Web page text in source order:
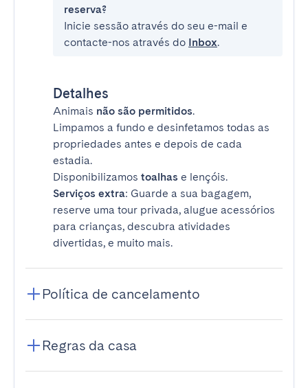
reserva?
Inicie sessão através do seu e-mail e
contacte-nos através do Inbox.
Detalhes
Animais não são permitidos.
Limpamos a fundo e desinfetamos todas as
propriedades antes e depois de cada
estadia.
Disponibilizamos toalhas e lençóis.
Serviços extra: Guarde a sua bagagem,
reserve uma tour privada, alugue acessórios
para crianças, descubra atividades
divertidas, e muito mais.
Política de cancelamento
Regras da casa